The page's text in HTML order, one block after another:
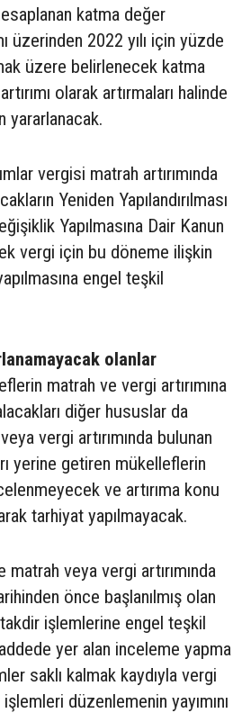
katma değer
üzerinden 2022 yılı için yüzde
üzere belirlenecek katma
olarak artırmaları halinde
yararlanacak.
vergisi matrah artırımında
Yeniden Yapılandırılması
Yapılmasına Dair Kanun
vergi için bu döneme ilişkin
engel teşkil
olanlar
matrah ve vergi artırımına
diğer hususlar da
vergi artırımında bulunan
yerine getiren mükelleflerin
ve artırıma konu
tarhiyat yapılmayacak.
veya vergi artırımında
önce başlanılmış olan
işlemlerine engel teşkil
yer alan inceleme yapma
saklı kalmak kaydıyla vergi
düzenlemenin yayımını